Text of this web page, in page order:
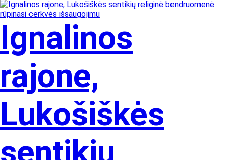
Ignalinos
rajone,
Lukošiškės